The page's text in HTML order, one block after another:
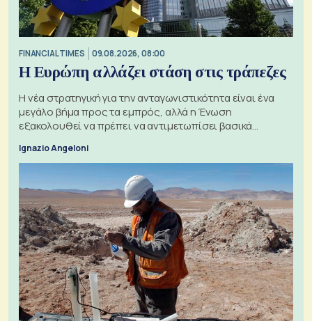
FINANCIAL TIMES 09.08.2026, 08:00
Η Ευρώπη αλλάζει στάση στις τράπεζες
Η νέα στρατηγική για την ανταγωνιστικότητα είναι ένα
μεγάλο βήμα προς τα εμπρός, αλλά η Ένωση
εξακολουθεί να πρέπει να αντιμετωπίσει βασικά
Ignazio Angeloni